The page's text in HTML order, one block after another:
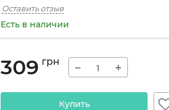
Оставить отзыв
Есть в наличии
309 грн − +
Купить